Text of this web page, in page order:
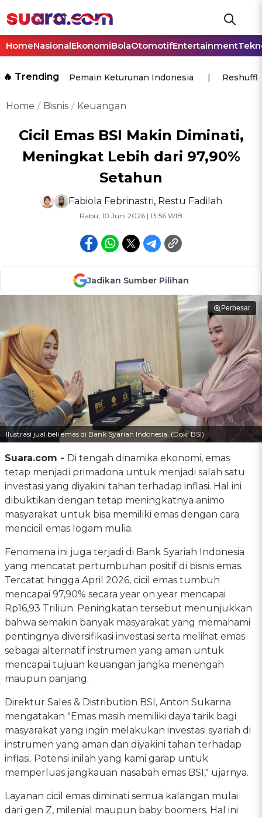
HomeNasionalEkonomiBolaOtomotifEntertainment
🔥 Trending Pemain Keturunan Indonesia
Home Bisnis Keuangan
Cicil Emas BSI Makin Diminati,
Meningkat Lebih dari 97,90%
Setahun
Fabiola Febrinastri, Restu Fadilah
Rabu, 10 Juni 2026 | 13:56 WIB
Jadikan Sumber Pilihan
Perbesar
Ilustrasi jual beli emas di Bank Syariah Indonesia. (Dok: BSI)
Suara.com - Di tengah dinamika ekonomi, emas
tetap menjadi primadona untuk menjadi salah satu
investasi yang diyakini tahan terhadap inflasi. Hal ini
dibuktikan dengan tetap meningkatnya animo
masyarakat untuk bisa memiliki emas dengan cara
mencicil emas logam mulia.
Fenomena ini juga terjadi di Bank Syariah Indonesia
yang mencatat pertumbuhan positif di bisnis emas.
Tercatat hingga April 2026, cicil emas tumbuh
mencapai 97,90% secara year on year mencapai
Rp16,93 Triliun. Peningkatan tersebut menunjukkan
bahwa semakin banyak masyarakat yang memahami
pentingnya diversifikasi investasi serta melihat emas
sebagai alternatif instrumen yang aman untuk
mencapai tujuan keuangan jangka menengah
maupun panjang.
Direktur Sales & Distribution BSI, Anton Sukarna
mengatakan "Emas masih memiliki daya tarik bagi
masyarakat yang ingin melakukan investasi syariah di
instrumen yang aman dan diyakini tahan terhadap
inflasi. Potensi inilah yang kami garap untuk
memperluas jangkauan nasabah emas BSI," ujarnya.
Layanan cicil emas diminati semua kalangan mulai
dari gen Z, milenial maupun baby boomers. Hal ini